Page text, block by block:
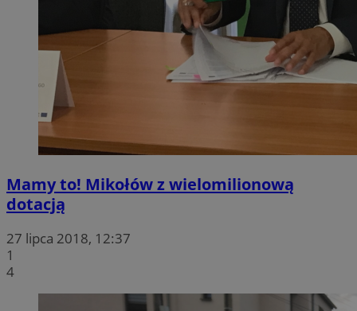
Mamy to! Mikołów z wielomilionową
dotacją
27 lipca 2018, 12:37
1
4